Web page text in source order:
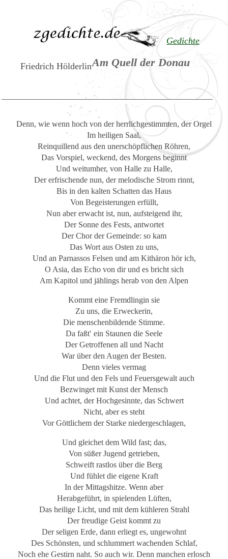
Gedichte
Am Quell der Donau
Friedrich Hölderlin
Denn, wie wenn hoch von der herrlichgestimmten, der Orgel
Im heiligen Saal,
Reinquillend aus den unerschöpflichen Röhren,
Das Vorspiel, weckend, des Morgens beginnt
Und weitumher, von Halle zu Halle,
Der erfrischende nun, der melodische Strom rinnt,
Bis in den kalten Schatten das Haus
Von Begeisterungen erfüllt,
Nun aber erwacht ist, nun, aufsteigend ihr,
Der Sonne des Fests, antwortet
Der Chor der Gemeinde: so kam
Das Wort aus Osten zu uns,
Und an Parnassos Felsen und am Kithäron hör ich,
O Asia, das Echo von dir und es bricht sich
Am Kapitol und jählings herab von den Alpen
Kommt eine Fremdlingin sie
Zu uns, die Erweckerin,
Die menschenbildende Stimme.
Da faßt′ ein Staunen die Seele
Der Getroffenen all und Nacht
War über den Augen der Besten.
Denn vieles vermag
Und die Flut und den Fels und Feuersgewalt auch
Bezwinget mit Kunst der Mensch
Und achtet, der Hochgesinnte, das Schwert
Nicht, aber es steht
Vor Göttlichem der Starke niedergeschlagen,
Und gleichet dem Wild fast; das,
Von süßer Jugend getrieben,
Schweift rastlos über die Berg
Und fühlet die eigene Kraft
In der Mittagshitze. Wenn aber
Herabgeführt, in spielenden Lüften,
Das heilige Licht, und mit dem kühleren Strahl
Der freudige Geist kommt zu
Der seligen Erde, dann erliegt es, ungewohnt
Des Schönsten, und schlummert wachenden Schlaf,
Noch ehe Gestirn naht. So auch wir. Denn manchen erlosch